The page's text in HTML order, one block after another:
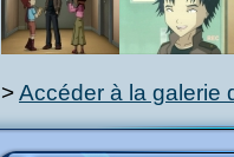
>Accéder à la galerie